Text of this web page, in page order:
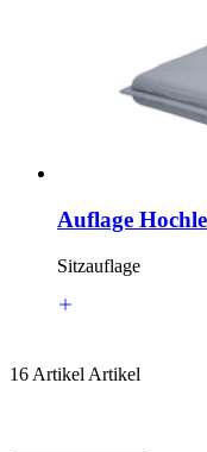
Auflage
Sitzauflage
16 Artikel Artikel